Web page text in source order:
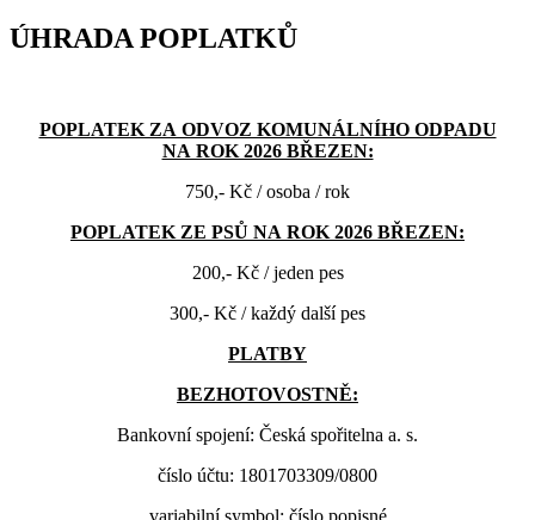
ÚHRADA POPLATKŮ
POPLATEK ZA ODVOZ KOMUNÁLNÍHO ODPADU
NA ROK 2026 BŘEZEN:
750,- Kč / osoba / rok
POPLATEK ZE PSŮ NA ROK 2026 BŘEZEN:
200,- Kč / jeden pes
300,- Kč / každý další pes
PLATBY
BEZHOTOVOSTNĚ:
Bankovní spojení: Česká spořitelna a. s.
číslo účtu: 1801703309/0800